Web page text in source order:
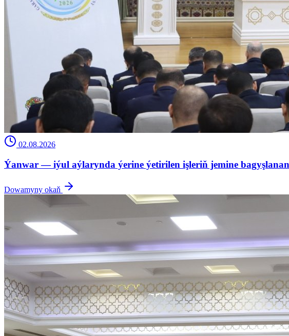
02.08.2026
Ýanwar — iýul aýlarynda ýerine ýetirilen işleriň jemine
Dowamyny okaň